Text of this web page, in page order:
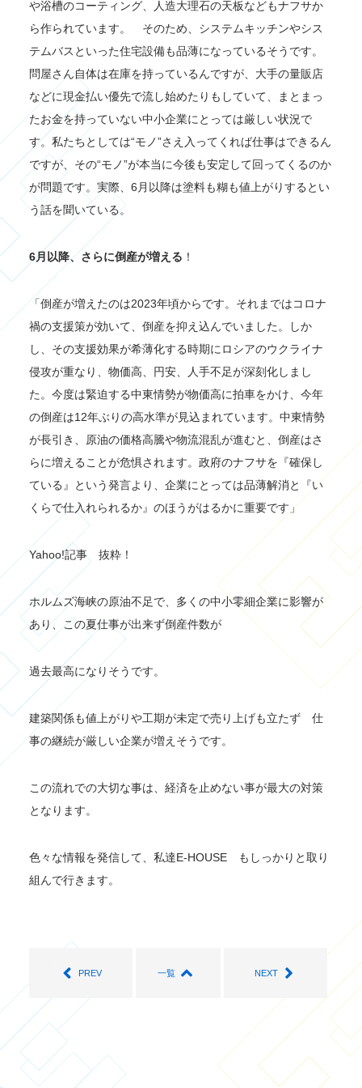
や浴槽のコーティング、人造大理石の天板などもナフサか
ら作られています。 そのため、システムキッチンやシス
テムバスといった住宅設備も品薄になっているそうです。
問屋さん自体は在庫を持っているんですが、大手の量販店
などに現金払い優先で流し始めたりもしていて、まとまっ
たお金を持っていない中小企業にとっては厳しい状況で
す。私たちとしては“モノ”さえ入ってくれば仕事はできるん
ですが、その“モノ”が本当に今後も安定して回ってくるのか
が問題です。実際、6月以降は塗料も糊も値上がりするとい
う話を聞いている。
6月以降、さらに倒産が増える ！
「倒産が増えたのは2023年頃からです。それまではコロナ
禍の支援策が効いて、倒産を抑え込んでいました。しか
し、その支援効果が希薄化する時期にロシアのウクライナ
侵攻が重なり、物価高、円安、人手不足が深刻化しまし
た。今度は緊迫する中東情勢が物価高に拍車をかけ、今年
の倒産は12年ぶりの高水準が見込まれています。中東情勢
が長引き、原油の価格高騰や物流混乱が進むと、倒産はさ
らに増えることが危惧されます。政府のナフサを『確保し
ている』という発言より、企業にとっては品薄解消と『い
くらで仕入れられるか』のほうがはるかに重要です」
Yahoo!記事 抜粋！
ホルムズ海峡の原油不足で、多くの中小零細企業に影響が
あり、この夏仕事が出来ず倒産件数が
過去最高になりそうです。
建築関係も値上がりや工期が未定で売り上げも立たず 仕
事の継続が厳しい企業が増えそうです。
この流れでの大切な事は、経済を止めない事が最大の対策
となります。
色々な情報を発信して、私達E-HOUSE もしっかりと取り
組んで行きます。
PREV 一覧 NEXT